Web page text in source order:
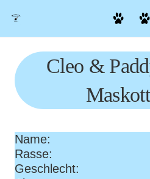
Cleo &
Name:
Rasse:
Geschlecht: